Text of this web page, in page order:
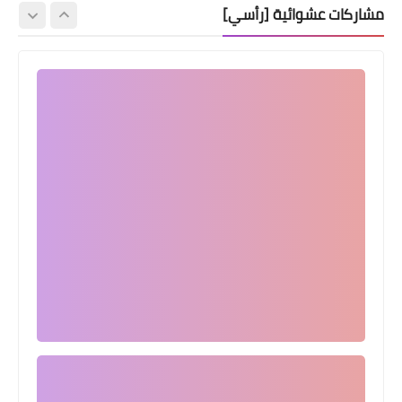
مشاركات عشوائية [رأسي]